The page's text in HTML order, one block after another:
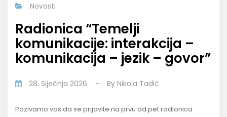
Novosti
Radionica “Temelji
komunikacije: interakcija –
komunikacija – jezik – govor”
28. Siječnja 2026. - By Nikola Tadić
Pozivamo vas da se prijavite na prvu od pet radionica